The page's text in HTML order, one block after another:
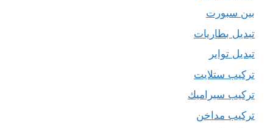
بين سبورت
تبديل بطاريات
تبديل تواير
تركيب ستلايت
تركيب سيراميك
تركيب مداخن